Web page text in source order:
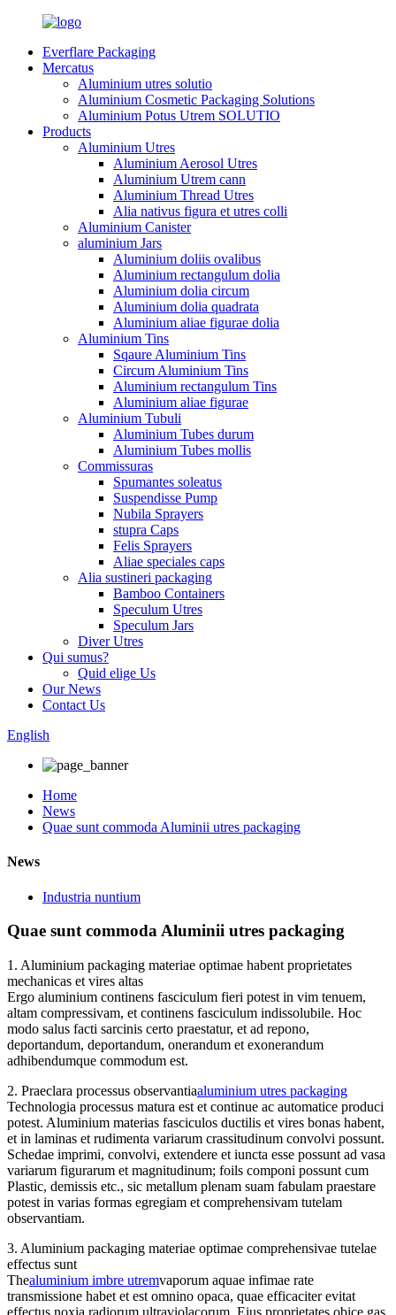
Everflare Packaging
Mercatus
Aluminium utres solutio
Aluminium Cosmetic Packaging Solutions
Aluminium Potus Utrem SOLUTIO
Products
Aluminium Utres
Aluminium Aerosol Utres
Aluminium Utrem cann
Aluminium Thread Utres
Alia nativus figura et utres colli
Aluminium Canister
aluminium Jars
Aluminium doliis ovalibus
Aluminium rectangulum dolia
Aluminium dolia circum
Aluminium dolia quadrata
Aluminium aliae figurae dolia
Aluminium Tins
Sqaure Aluminium Tins
Circum Aluminium Tins
Aluminium rectangulum Tins
Aluminium aliae figurae
Aluminium Tubuli
Aluminium Tubes durum
Aluminium Tubes mollis
Commissuras
Spumantes soleatus
Suspendisse Pump
Nubila Sprayers
stupra Caps
Felis Sprayers
Aliae speciales caps
Alia sustineri packaging
Bamboo Containers
Speculum Utres
Speculum Jars
Diver Utres
Qui sumus?
Quid elige Us
Our News
Contact Us
English
Home
News
Quae sunt commoda Aluminii utres packaging
News
Industria nuntium
Quae sunt commoda Aluminii utres packaging
1. Aluminium packaging materiae optimae habent proprietates
mechanicas et vires altas
Ergo aluminium continens fasciculum fieri potest in vim tenuem,
altam compressivam, et continens fasciculum indissolubile. Hoc
modo salus facti sarcinis certo praestatur, et ad repono,
deportandum, deportandum, onerandum et exonerandum
adhibendumque commodum est.
2. Praeclara processus observantiaaluminium utres packaging
Technologia processus matura est et continue ac automatice produci
potest. Aluminium materias fasciculos ductilis et vires bonas habent,
et in laminas et rudimenta variarum crassitudinum convolvi possunt.
Schedae imprimi, convolvi, extendere et iuncta esse possunt ad vasa
variarum figurarum et magnitudinum; foils componi possunt cum
Plastic, demissis etc., sic metallum plenam suam fabulam praestare
potest in varias formas egregiam et comprehensivam tutelam
observantiam.
3. Aluminium packaging materiae optimae comprehensivae tutelae
effectus sunt
Thealuminium imbre utremvaporum aquae infimae rate
transmissione habet et est omnino opaca, quae efficaciter evitat
effectus noxia radiorum ultraviolacorum. Eius proprietates obice gas,